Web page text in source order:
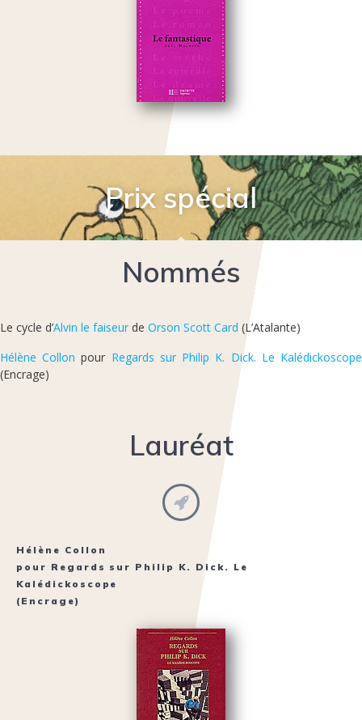
Prix spécial
Nommés
Le cycle d’Alvin le faiseur de Orson Scott Card (L’Atalante)
Hélène Collon pour Regards sur Philip K. Dick. Le Kalédickoscope
(Encrage)
Lauréat
Hélène Collon
pour Regards sur Philip K. Dick. Le
Kalédickoscope
(Encrage)